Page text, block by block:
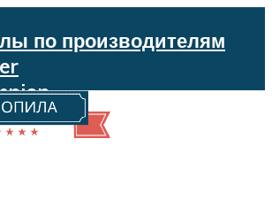
по производителям